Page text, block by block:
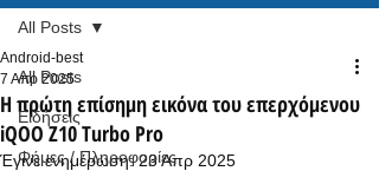
All Posts
Ειδήσεις
Φήμες / Πληροφορίες
All Posts
Η πρώτη επίσημη εικόνα του επερχόμενου
iQOO Z10 Turbo Pro
Android-best
7 Απρ 2025
Έγινε ενημέρωση:23 Απρ 2025